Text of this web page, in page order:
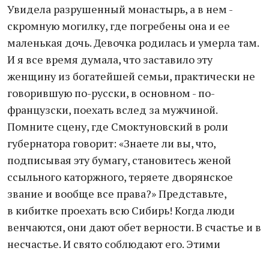
Увидела разрушенный монастырь, а в нем -
скромную могилку, где погребены она и ее
маленькая дочь. Девочка родилась и умерла там.
И я все время думала, что заставило эту
женщину из богатейшей семьи, практически не
говорившую по-русски, в основном - по-
французски, поехать вслед за мужчиной.
Помните сцену, где Смоктуновский в роли
губернатора говорит: «Знаете ли вы, что,
подписывая эту бумагу, становитесь женой
ссыльного каторжного, теряете дворянское
звание и вообще все права?» Представьте,
в кибитке проехать всю Сибирь! Когда люди
венчаются, они дают обет верности. В счастье и в
несчастье. И свято соблюдают его. Этими